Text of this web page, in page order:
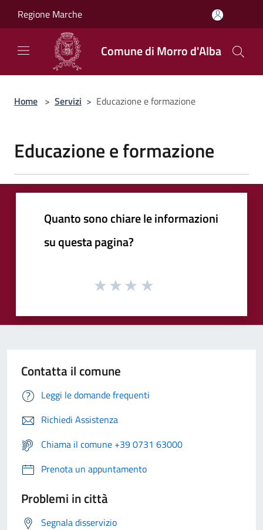
Regione Marche
Comune di Morro d'Alba
Home > Servizi > Educazione e formazione
Educazione e formazione
Quanto sono chiare le informazioni
su questa pagina?
Contatta il comune
Leggi le domande frequenti
Richiedi Assistenza
Chiama il comune +39 0731 63000
Prenota un appuntamento
Problemi in città
Segnala disservizio